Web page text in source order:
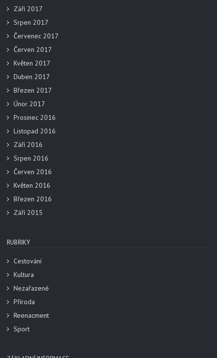
Září 2017
Srpen 2017
Červenec 2017
Červen 2017
Květen 2017
Duben 2017
Březen 2017
Únor 2017
Prosinec 2016
Listopad 2016
Září 2016
Srpen 2016
Červen 2016
Květen 2016
Březen 2016
Září 2015
RUBRIKY
Cestování
Kultura
Nezařazené
Příroda
Reenacment
Sport